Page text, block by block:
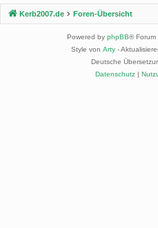
Kerb2007.de Foren-Übersicht
Powered by phpBB® Forum
Style von Arty-
Deutsche
Datenschutz|